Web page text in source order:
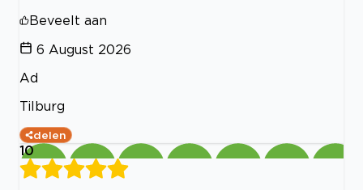
Beveelt aan
6 August 2026
Ad
Tilburg
delen
10